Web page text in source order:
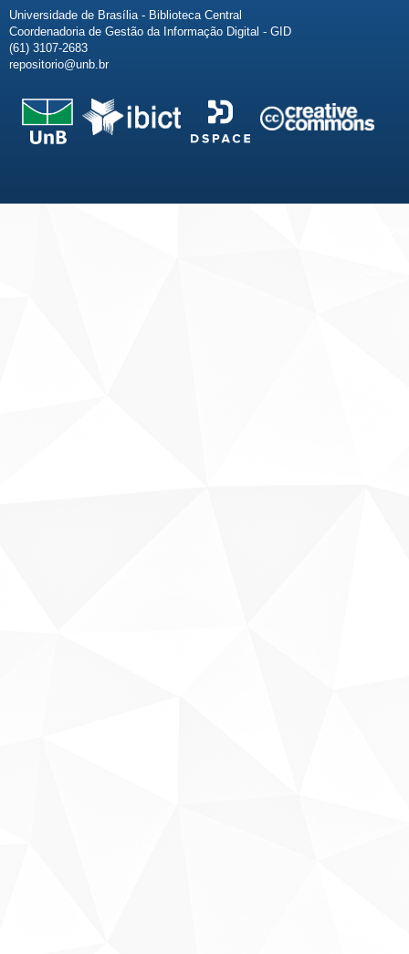
Universidade de Brasília - Biblioteca Central
Coordenadoria de Gestão da Informação Digital - GID
(61) 3107-2683
repositorio@unb.br